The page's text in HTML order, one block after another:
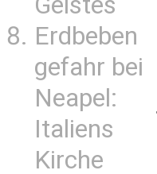
Erdbeben
gefahr bei
Neapel:
Italiens
Kirche